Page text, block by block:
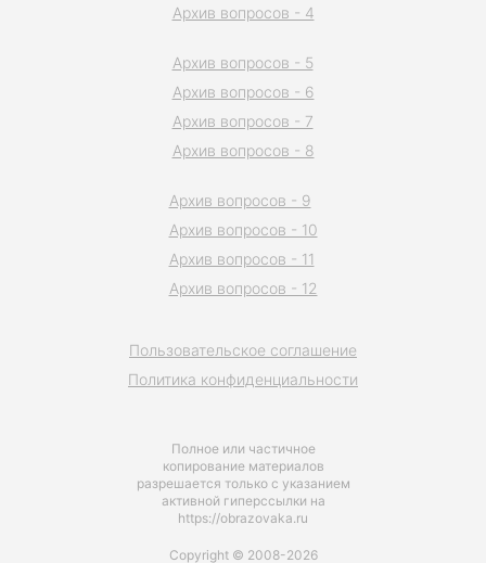
Полное или частичное
копирование материалов
разрешается только с указанием
активной гиперссылки на
https://obrazovaka.ru
Пользовательское соглашение
Политика конфиденциальности
Архив вопросов - 4
Архив вопросов - 5
Архив вопросов - 6
Архив вопросов - 7
Архив вопросов - 8
Архив вопросов - 9
Архив вопросов - 10
Архив вопросов - 11
Архив вопросов - 12
Copyright © 2008-2026